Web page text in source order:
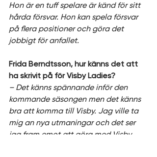
Hon är en tuff spelare är känd för sitt
hårda försvar. Hon kan spela försvar
på flera positioner och göra det
jobbigt för anfallet.
Frida Berndtsson, hur känns det att
ha skrivit på för Visby Ladies?
– Det känns spännande inför den
kommande säsongen men det känns
bra att komma till Visby. Jag ville ta
mig an nya utmaningar och det ser
jag fram emot att göra med Visby